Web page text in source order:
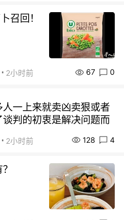
召回！
2小时前 67 0
一上来就卖凶卖狠或者
判的初衷是解决问题而
2小时前 128 4